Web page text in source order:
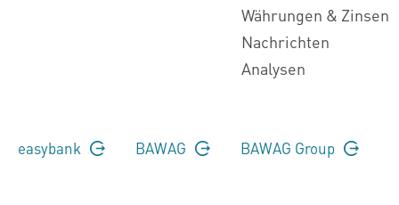
Währungen & Zinsen
Nachrichten
Analysen
easybank BAWAG BAWAG Group